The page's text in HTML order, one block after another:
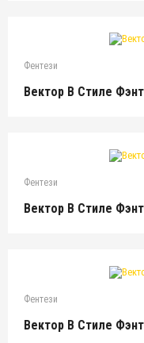
Фентези
Вектор В Стиле
Фентези
Вектор В Стиле
Фентези
Вектор В Стиле